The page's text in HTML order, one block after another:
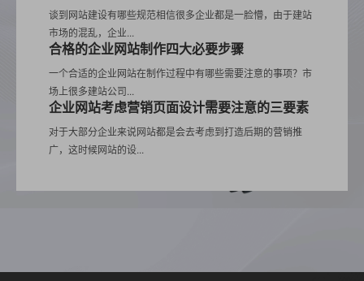
谈到网站建设有哪些规范相信很多企业都是一脸懵，由于建站
市场的混乱，企业...
合格的企业网站制作四大必要步骤
一个合适的企业网站在制作过程中有哪些需要注意的事项？市
场上很多建站公司...
企业网站考虑营销页面设计需要注意的三要素
对于大部分企业来说网站都是会去考虑到打造后期的营销推
广，这时候网站的设...